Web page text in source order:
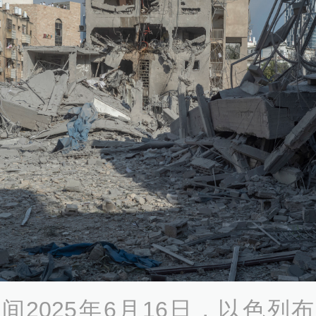
2025年6月16日，以色列